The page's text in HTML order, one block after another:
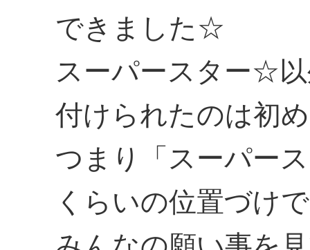
できました☆
スーパースター☆
付けられたのは初
つまり「スーパー
くらいの位置づけ